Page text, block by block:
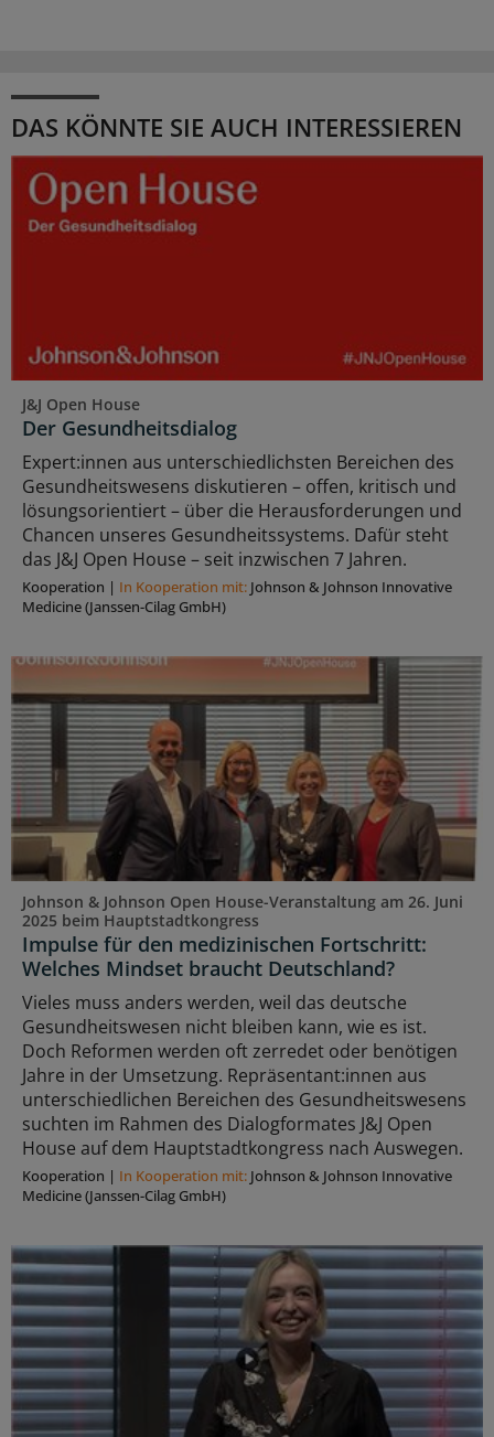
DAS KÖNNTE SIE AUCH INTERESSIEREN
J&J Open House
Der Gesundheitsdialog
Expert:innen aus unterschiedlichsten Bereichen des
Gesundheitswesens diskutieren – offen, kritisch und
lösungsorientiert – über die Herausforderungen und
Chancen unseres Gesundheitssystems. Dafür steht
das J&J Open House – seit inzwischen 7 Jahren.
Kooperation | In Kooperation mit: Johnson & Johnson Innovative
Medicine (Janssen-Cilag GmbH)
Johnson & Johnson Open House-Veranstaltung am 26. Juni
2025 beim Hauptstadtkongress
Impulse für den medizinischen Fortschritt:
Welches Mindset braucht Deutschland?
Vieles muss anders werden, weil das deutsche
Gesundheitswesen nicht bleiben kann, wie es ist.
Doch Reformen werden oft zerredet oder benötigen
Jahre in der Umsetzung. Repräsentant:innen aus
unterschiedlichen Bereichen des Gesundheitswesens
suchten im Rahmen des Dialogformates J&J Open
House auf dem Hauptstadtkongress nach Auswegen.
Kooperation | In Kooperation mit: Johnson & Johnson Innovative
Medicine (Janssen-Cilag GmbH)